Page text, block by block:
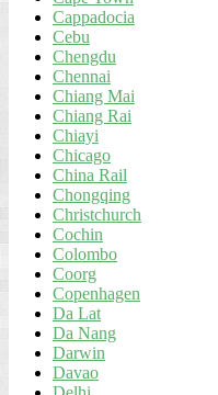
Cappadocia
Cebu
Chengdu
Chennai
Chiang Mai
Chiang Rai
Chiayi
Chicago
China Rail
Chongqing
Christchurch
Cochin
Colombo
Coorg
Copenhagen
Da Lat
Da Nang
Darwin
Davao